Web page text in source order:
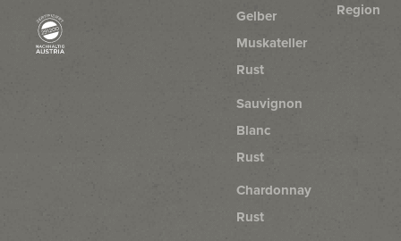
Gelber
Muskateller
Rust
Sauvignon
Blanc
Rust
Chardonnay
Rust
Region